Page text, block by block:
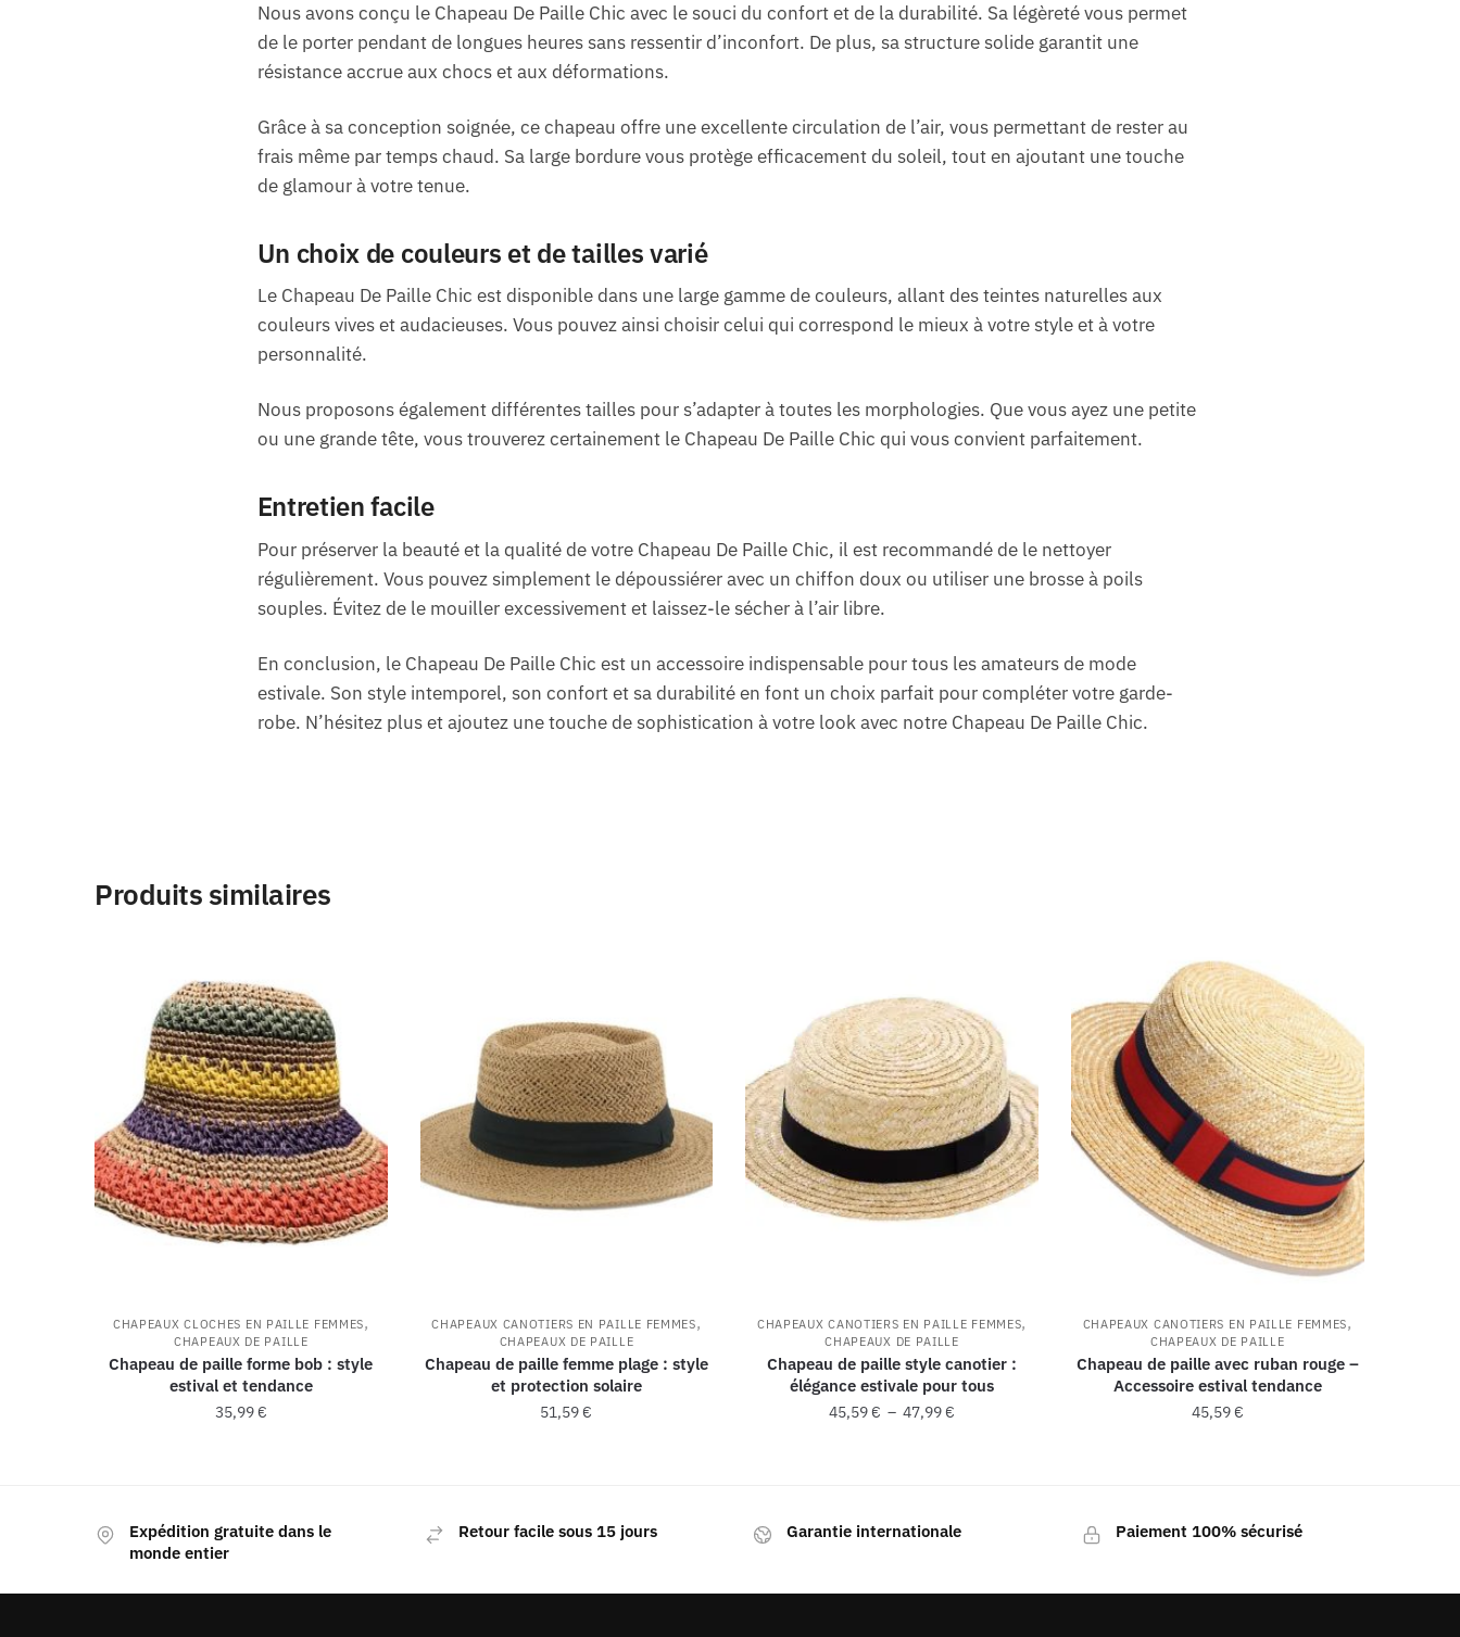
Nous avons conçu le Chapeau De Paille Chic avec le souci du confort et de la durabilité. Sa légèreté vous permet
de le porter pendant de longues heures sans ressentir d’inconfort. De plus, sa structure solide garantit une
résistance accrue aux chocs et aux déformations.
Grâce à sa conception soignée, ce chapeau offre une excellente circulation de l’air, vous permettant de rester au
frais même par temps chaud. Sa large bordure vous protège efficacement du soleil, tout en ajoutant une touche
de glamour à votre tenue.
Un choix de couleurs et de tailles varié
Le Chapeau De Paille Chic est disponible dans une large gamme de couleurs, allant des teintes naturelles aux
couleurs vives et audacieuses. Vous pouvez ainsi choisir celui qui correspond le mieux à votre style et à votre
personnalité.
Nous proposons également différentes tailles pour s’adapter à toutes les morphologies. Que vous ayez une petite
ou une grande tête, vous trouverez certainement le Chapeau De Paille Chic qui vous convient parfaitement.
Entretien facile
Pour préserver la beauté et la qualité de votre Chapeau De Paille Chic, il est recommandé de le nettoyer
régulièrement. Vous pouvez simplement le dépoussiérer avec un chiffon doux ou utiliser une brosse à poils
souples. Évitez de le mouiller excessivement et laissez-le sécher à l’air libre.
En conclusion, le Chapeau De Paille Chic est un accessoire indispensable pour tous les amateurs de mode
estivale. Son style intemporel, son confort et sa durabilité en font un choix parfait pour compléter votre garde-
robe. N’hésitez plus et ajoutez une touche de sophistication à votre look avec notre Chapeau De Paille Chic.
Produits similaires
CHAPEAUX CLOCHES EN PAILLE FEMMES,
CHAPEAUX DE PAILLE
Chapeau de paille forme bob : style
estival et tendance
35,99€
CHAPEAUX CANOTIERS EN PAILLE FEMMES,
CHAPEAUX DE PAILLE
Chapeau de paille femme plage : style
et protection solaire
51,59€
CHAPEAUX CANOTIERS EN PAILLE FEMMES,
CHAPEAUX DE PAILLE
Chapeau de paille style canotier :
élégance estivale pour tous
45,59€ – 47,99€
CHAPEAUX CANOTIERS EN PAILLE FEMMES,
CHAPEAUX DE PAILLE
Chapeau de paille avec ruban rouge –
Accessoire estival tendance
45,59€
Expédition gratuite dans le
monde entier
Retour facile sous 15 jours Garantie internationale Paiement 100% sécurisé